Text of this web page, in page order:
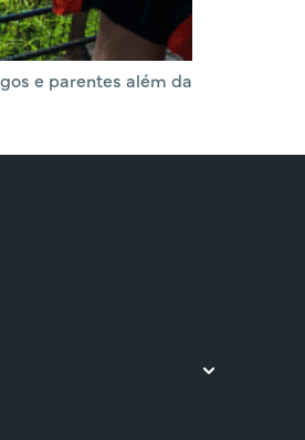
e parentes além da